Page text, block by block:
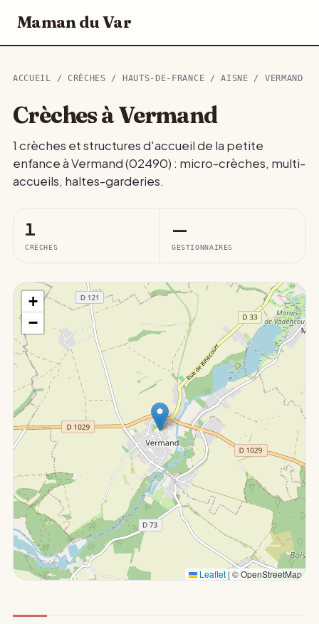
Maman du Var
ACCUEIL / CRÈCHES / HAUTS-DE-FRANCE /AISNE / VERMAND
Crèches à Vermand
1 crèches et structures d'accueil de la petite
enfance à Vermand (02490) : micro-crèches, multi-
accueils, haltes-garderies.
1
CRÈCHES
—
GESTIONNAIRES
+
−
Leaflet | © OpenStreetMap